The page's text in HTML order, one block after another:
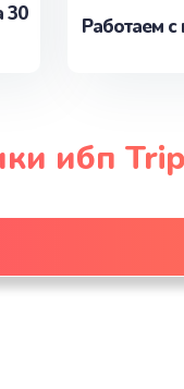
30
Работаем
ибп